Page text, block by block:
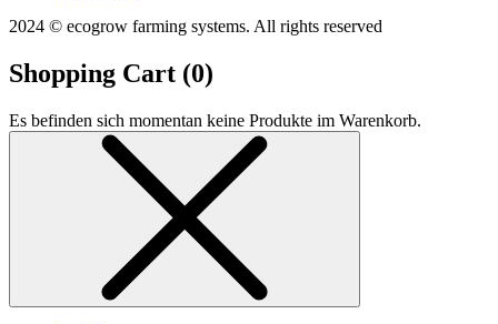
2024 © ecogrow farming systems. All rights reserved
Shopping Cart (0)
Es befinden sich momentan keine Produkte im Warenkorb.